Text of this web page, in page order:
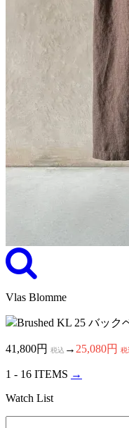
Vlas Blomme
Brushed KL 25 バック
41,800円 税込 → 25,080円 税
1 - 16 ITEMS →
Watch List